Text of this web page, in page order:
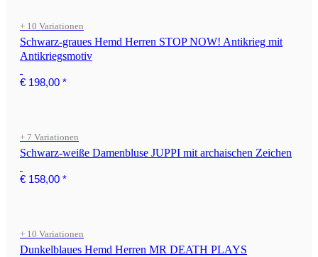
+ 10 Variationen
Schwarz-graues Hemd Herren STOP NOW! Antikrieg mit
Antikriegsmotiv
€ 198,00 *
+ 7 Variationen
Schwarz-weiße Damenbluse JUPPI mit archaischen Zeichen
€ 158,00 *
+ 10 Variationen
Dunkelblaues Hemd Herren MR DEATH PLAYS